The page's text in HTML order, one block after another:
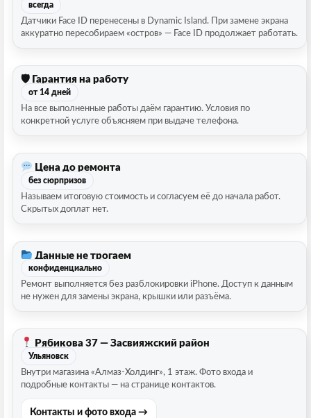
всегда
Датчики Face ID перенесены в Dynamic Island. При замене экрана
аккуратно пересобираем «остров» — Face ID продолжает работать.
🛡 Гарантия на работу
от 14 дней
На все выполненные работы даём гарантию. Условия по
конкретной услуге объясняем при выдаче телефона.
Цена до ремонта
без сюрпризов
Называем итоговую стоимость и согласуем её до начала работ.
Скрытых доплат нет.
Данные не трогаем
конфиденциально
Ремонт выполняется без разблокировки iPhone. Доступ к данным
не нужен для замены экрана, крышки или разъёма.
Рябикова 37 — Засвияжский район
Ульяновск
Внутри магазина «Алмаз-Холдинг», 1 этаж. Фото входа и
подробные контакты — на странице контактов.
Контакты и фото входа →